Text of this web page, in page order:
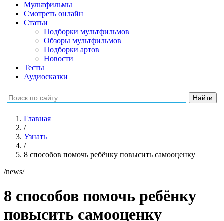
Мультфильмы
Смотреть онлайн
Статьи
Подборки мультфильмов
Обзоры мультфильмов
Подборки артов
Новости
Тесты
Аудиосказки
Главная
/
Узнать
/
8 способов помочь ребёнку повысить самооценку
/news/
8 способов помочь ребёнку
повысить самооценку